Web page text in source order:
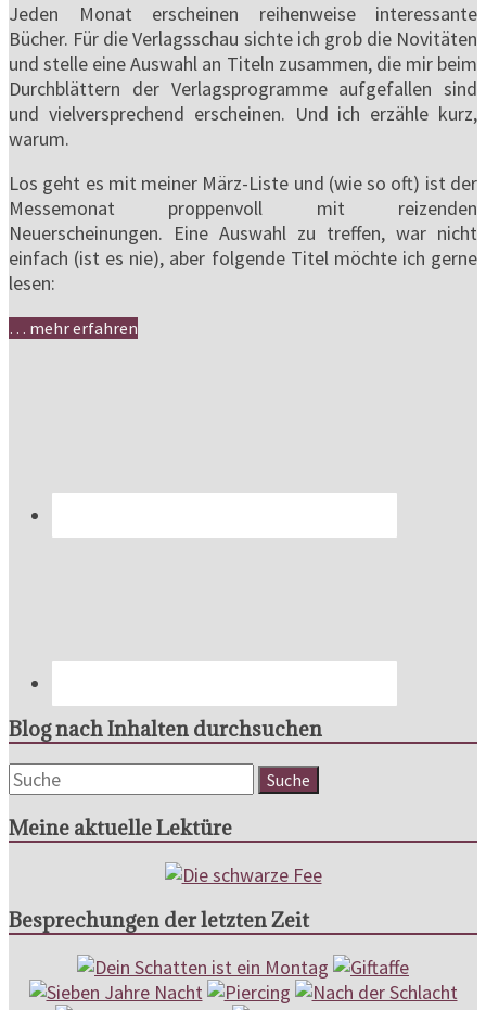
Jeden Monat erscheinen reihenweise interessante
Bücher. Für die Verlagsschau sichte ich grob die Novitäten
und stelle eine Auswahl an Titeln zusammen, die mir beim
Durchblättern der Verlagsprogramme aufgefallen sind
und vielversprechend erscheinen. Und ich erzähle kurz,
warum.
Los geht es mit meiner März-Liste und (wie so oft) ist der
Messemonat proppenvoll mit reizenden
Neuerscheinungen. Eine Auswahl zu treffen, war nicht
einfach (ist es nie), aber folgende Titel möchte ich gerne
lesen:
… mehr erfahren
Blog nach Inhalten durchsuchen
Meine aktuelle Lektüre
Besprechungen der letzten Zeit